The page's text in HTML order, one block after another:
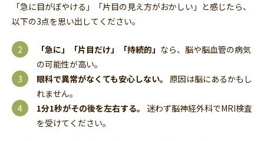
「急に目がぼやける」「片目の見え方がおかしい」と感じたら、
以下の3点を思い出してください。
「急に」「片目だけ」「持続的」 なら、脳や脳血管の病気
の可能性が高い。
眼科で異常がなくても安心しない。
原因は脳にあるかもし
れません。
1分1秒がその後を左右する。
迷わず脳神経外科でMRI検査
を受けてください。